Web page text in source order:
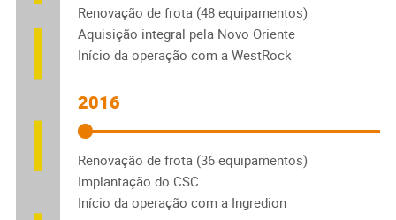
Renovação de frota (48 equipamentos)
Aquisição integral pela Novo Oriente
Início da operação com a WestRock
2016
Renovação de frota (36 equipamentos)
Implantação do CSC
Início da operação com a Ingredion